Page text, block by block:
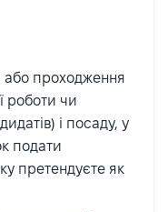
або проходження
роботи чи
і посаду, у
подати
претендуєте як